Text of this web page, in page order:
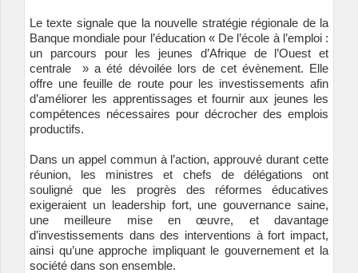
Le texte signale que la nouvelle stratégie régionale de la
Banque mondiale pour l’éducation « De l’école à l’emploi :
un parcours pour les jeunes d’Afrique de l’Ouest et
centrale
» a été dévoilée lors de cet évènement. Elle
offre une feuille de route pour les investissements afin
d’améliorer les apprentissages et fournir aux jeunes les
compétences nécessaires pour décrocher des emplois
productifs.
Dans un appel commun à l’action, approuvé durant cette
réunion, les ministres et chefs de délégations ont
souligné que les progrès des réformes éducatives
exigeraient un leadership fort, une gouvernance saine,
une meilleure mise en œuvre, et davantage
d’investissements dans des interventions à fort impact,
ainsi qu’une approche impliquant le gouvernement et la
société dans son ensemble.